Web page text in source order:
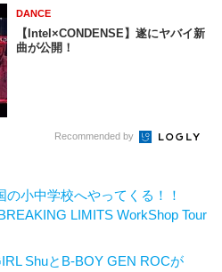
DANCE
【Intel×CONDENSE】遂にヤバイ新
曲が公開！
Recommended by
小中学校へやってくる！！
LIMITS WorkShop Tour
ShuとB-BOY GEN ROCが